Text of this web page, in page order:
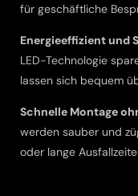
für geschäftliche
Energieeffizient und
LED-Technologie
lassen sich bequem
Schnelle Montage
werden sauber und
oder lange